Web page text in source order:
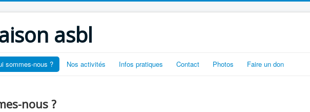
asbl
sommes-nous ? Nos activités Infos pratiques Contact Photos Faire un don
nous ?